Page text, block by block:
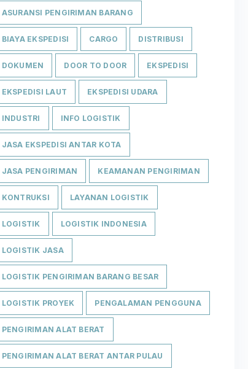
ASURANSI PENGIRIMAN BARANG
BIAYA EKSPEDISI CARGO DISTRIBUSI
DOKUMEN DOOR TO DOOR EKSPEDISI
EKSPEDISI LAUT EKSPEDISI UDARA
INDUSTRI INFO LOGISTIK
JASA EKSPEDISI ANTAR KOTA
JASA PENGIRIMAN KEAMANAN PENGIRIMAN
KONTRUKSI LAYANAN LOGISTIK
LOGISTIK LOGISTIK INDONESIA
LOGISTIK JASA
LOGISTIK PENGIRIMAN BARANG BESAR
LOGISTIK PROYEK PENGALAMAN PENGGUNA
PENGIRIMAN ALAT BERAT
PENGIRIMAN ALAT BERAT ANTAR PULAU